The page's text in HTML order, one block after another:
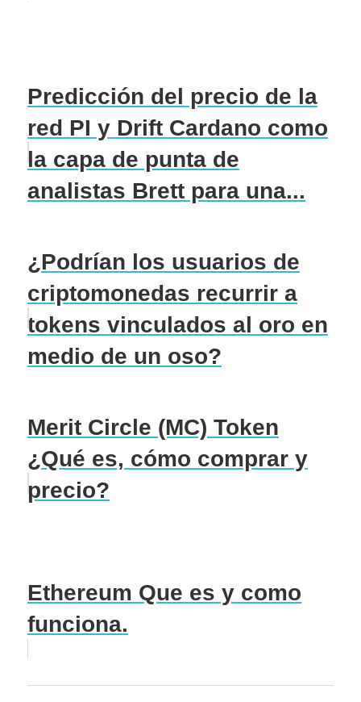
Predicción del precio de la
red PI y Drift Cardano como
la capa de punta de
analistas Brett para una...
¿Podrían los usuarios de
criptomonedas recurrir a
tokens vinculados al oro en
medio de un oso?
Merit Circle (MC) Token
¿Qué es, cómo comprar y
precio?
Ethereum Que es y como
funciona.